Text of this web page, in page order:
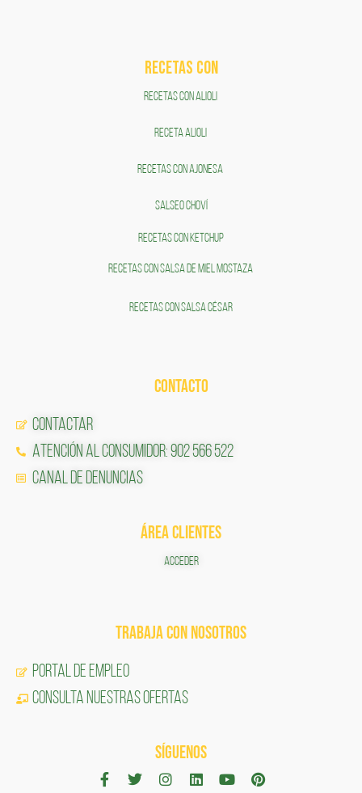
RECETAS COn
RECETAS CON ALIOLI
RECETA ALIOLI
RECETAS CON AJONESA
SALSEO CHOVÍ
RECETAS CON KETCHUP
RECETAS CON SALSA DE MIEL MOSTAZA
RECETAS CON SALSA CÉSAR
CONTACTO
Contactar
Atención al Consumidor: 902 566 522
Canal de Denuncias
ÁREA CLIENTES
ACCEDER
TRABAJA CON NOSOTROS
Portal de Empleo
CONSULTA NUESTRAS OFERTAS
SÍGUENOS